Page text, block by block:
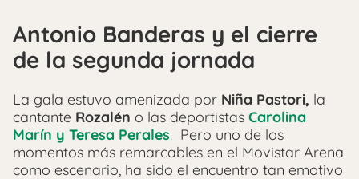
Antonio Banderas y el cierre
de la segunda jornada
La gala estuvo amenizada por Niña Pastori, la
cantante Rozalén o las deportistas Carolina
Marín y Teresa Perales. Pero uno de los
momentos más remarcables en el Movistar Arena
como escenario, ha sido el encuentro tan emotivo